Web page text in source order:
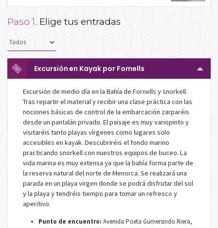
Paso 1. Elige tus entradas
Excursión en Kayak por Fornells
Excursión de medio día en la Bahía de Fornells y snorkell.
Tras repartir el material y recibir una clase práctica con las
nociones básicas de control de la embarcación zarparéis
desde un pantalán privado. El paisaje es muy variopinto y
visitaréis tanto playas vírgenes como lugares solo
accesibles en kayak. Descubriréis el fondo marino
practicando snorkell con nuestros equipos de buceo. La
vida marina es muy extensa ya que la bahía forma parte de
la reserva natural del norte de Menorca. Se realizará una
parada en un playa virgen donde se podrá disfrutar del sol
y la playa y tendréis tiempo para tomar un refresco y
aperitivo.
Punto de encuentro: Avenida Poeta Gumersindo Riera,